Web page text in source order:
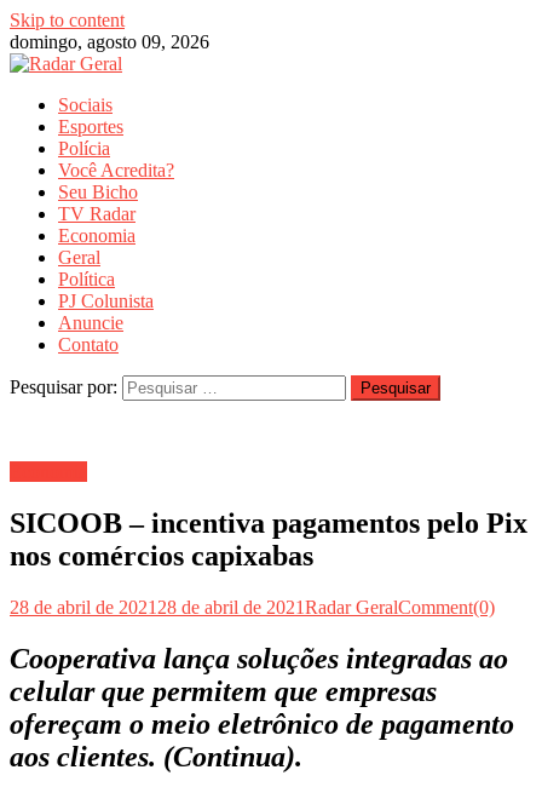
Skip to content
domingo, agosto 09, 2026
Sociais
Esportes
Polícia
Você Acredita?
Seu Bicho
TV Radar
Economia
Geral
Política
PJ Colunista
Anuncie
Contato
Pesquisar por:
SICOOB – incentiva pagamentos pelo Pix
nos comércios capixabas
28 de abril de 2021 28 de abril de 2021Radar GeralComment(0)
Cooperativa lança soluções integradas ao
celular que permitem que empresas
ofereçam o meio eletrônico de pagamento
aos clientes. (Continua).